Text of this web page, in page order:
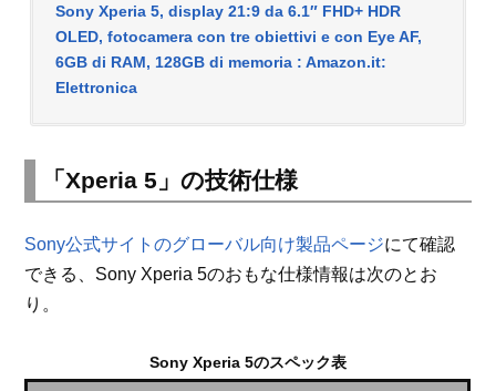
Sony Xperia 5, display 21:9 da 6.1″ FHD+ HDR
OLED, fotocamera con tre obiettivi e con Eye AF,
6GB di RAM, 128GB di memoria : Amazon.it:
Elettronica
「Xperia 5」の技術仕様
Sony公式サイトのグローバル向け製品ページにて確認
できる、Sony Xperia 5のおもな仕様情報は次のとお
り。
Sony Xperia 5のスペック表